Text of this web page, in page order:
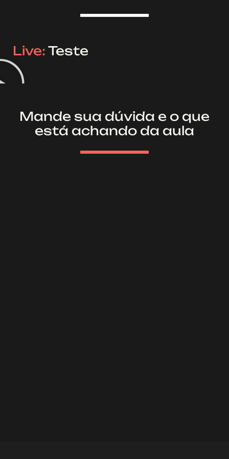
Live: Teste
Mande sua dúvida e o que
está achando da aula